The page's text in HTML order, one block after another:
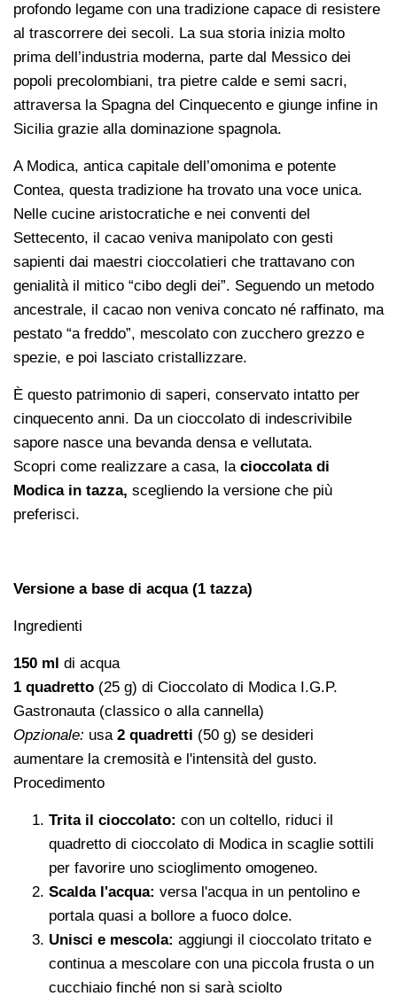
profondo legame con una tradizione capace di resistere
al trascorrere dei secoli. La sua storia inizia molto
prima dell’industria moderna, parte dal Messico dei
popoli precolombiani, tra pietre calde e semi sacri,
attraversa la Spagna del Cinquecento e giunge infine in
Sicilia grazie alla dominazione spagnola.
A Modica, antica capitale dell’omonima e potente
Contea, questa tradizione ha trovato una voce unica.
Nelle cucine aristocratiche e nei conventi del
Settecento, il cacao veniva manipolato con gesti
sapienti dai maestri cioccolatieri che trattavano con
genialità il mitico “cibo degli dei”. Seguendo un metodo
ancestrale, il cacao non veniva concato né raffinato, ma
pestato “a freddo”, mescolato con zucchero grezzo e
spezie, e poi lasciato cristallizzare.
È questo patrimonio di saperi, conservato intatto per
cinquecento anni. Da un cioccolato di indescrivibile
sapore nasce una bevanda densa e vellutata.
Scopri come realizzare a casa, la cioccolata di
Modica in tazza, scegliendo la versione che più
preferisci.
Versione a base di acqua (1 tazza)
Ingredienti
150 ml di acqua
1 quadretto (25 g) di Cioccolato di Modica I.G.P.
Gastronauta (classico o alla cannella)
Opzionale: usa 2 quadretti (50 g) se desideri
aumentare la cremosità e l'intensità del gusto.
Procedimento
Trita il cioccolato: con un coltello, riduci il
quadretto di cioccolato di Modica in scaglie sottili
per favorire uno scioglimento omogeneo.
Scalda l'acqua: versa l'acqua in un pentolino e
portala quasi a bollore a fuoco dolce.
Unisci e mescola: aggiungi il cioccolato tritato e
continua a mescolare con una piccola frusta o un
cucchiaio finché non si sarà sciolto